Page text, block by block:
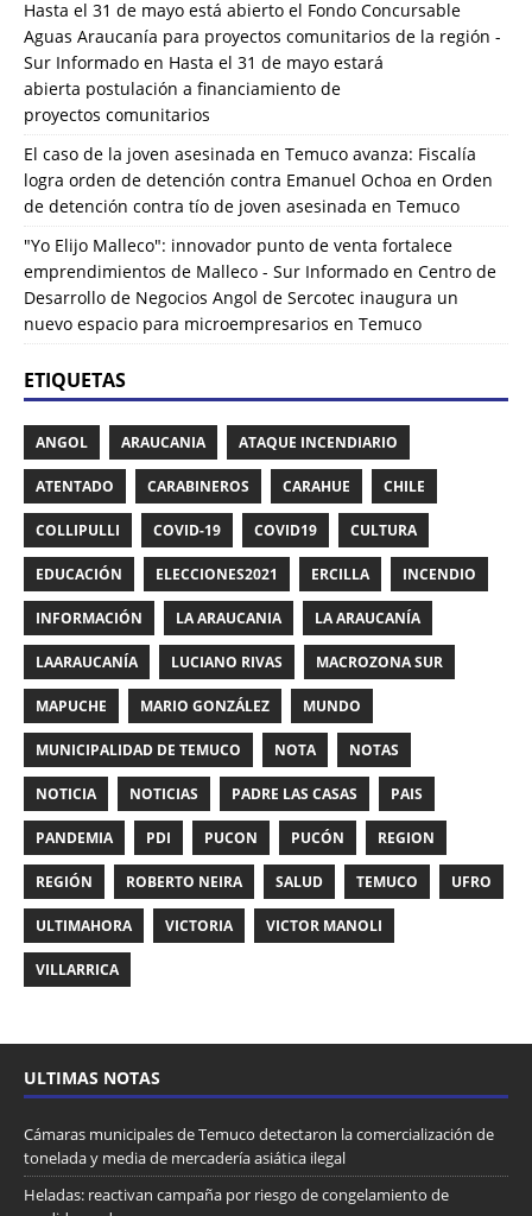
Hasta el 31 de mayo está abierto el Fondo Concursable
Aguas Araucanía para proyectos comunitarios de la región -
Sur Informado en Hasta el 31 de mayo estará
abierta postulación a financiamiento de
proyectos comunitarios
El caso de la joven asesinada en Temuco avanza: Fiscalía
logra orden de detención contra Emanuel Ochoa en Orden
de detención contra tío de joven asesinada en Temuco
"Yo Elijo Malleco": innovador punto de venta fortalece
emprendimientos de Malleco - Sur Informado en Centro de
Desarrollo de Negocios Angol de Sercotec inaugura un
nuevo espacio para microempresarios en Temuco
ETIQUETAS
ANGOL ARAUCANIA ATAQUE INCENDIARIO
ATENTADO CARABINEROS CARAHUE CHILE
COLLIPULLI COVID-19 COVID19 CULTURA
EDUCACIÓN ELECCIONES2021 ERCILLA INCENDIO
INFORMACIÓN LA ARAUCANIA LA ARAUCANÍA
LAARAUCANÍA LUCIANO RIVAS MACROZONA SUR
MAPUCHE MARIO GONZÁLEZ MUNDO
MUNICIPALIDAD DE TEMUCO NOTA NOTAS
NOTICIA NOTICIAS PADRE LAS CASAS PAIS
PANDEMIA PDI PUCON PUCÓN REGION
REGIÓN ROBERTO NEIRA SALUD TEMUCO UFRO
ULTIMAHORA VICTORIA VICTOR MANOLI
VILLARRICA
ULTIMAS NOTAS
Cámaras municipales de Temuco detectaron la comercialización de
tonelada y media de mercadería asiática ilegal
Heladas: reactivan campaña por riesgo de congelamiento de